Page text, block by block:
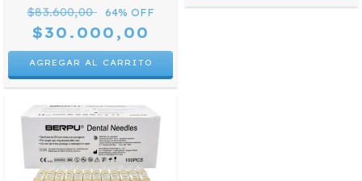
$83.600,00 64% OFF
$30.000,00
AGREGAR AL CARRITO